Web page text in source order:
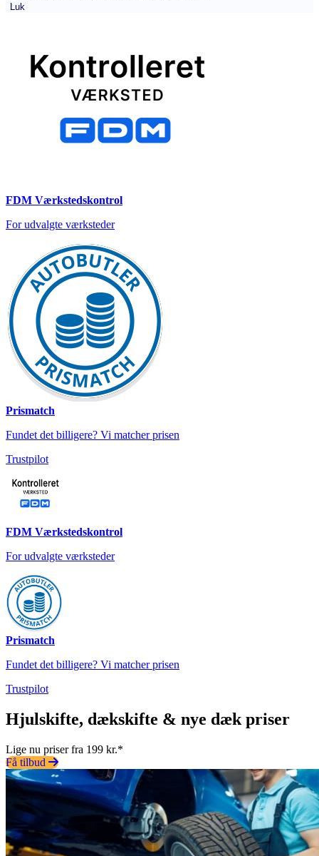
Luk
FDM Værkstedskontrol
For udvalgte værksteder
Prismatch
Fundet det billigere? Vi matcher prisen
Trustpilot
FDM Værkstedskontrol
For udvalgte værksteder
Prismatch
Fundet det billigere? Vi matcher prisen
Trustpilot
Hjulskifte, dækskifte & nye dæk priser
Lige nu priser fra 199 kr.*
Få tilbud